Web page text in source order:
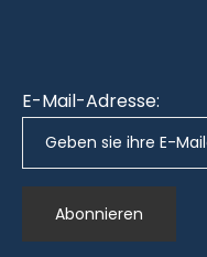
E-Mail-Adresse: